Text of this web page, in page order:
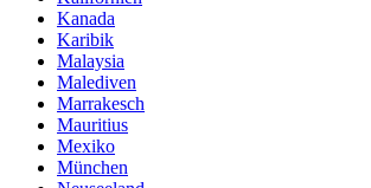
Kanada
Karibik
Malaysia
Malediven
Marrakesch
Mauritius
Mexiko
München